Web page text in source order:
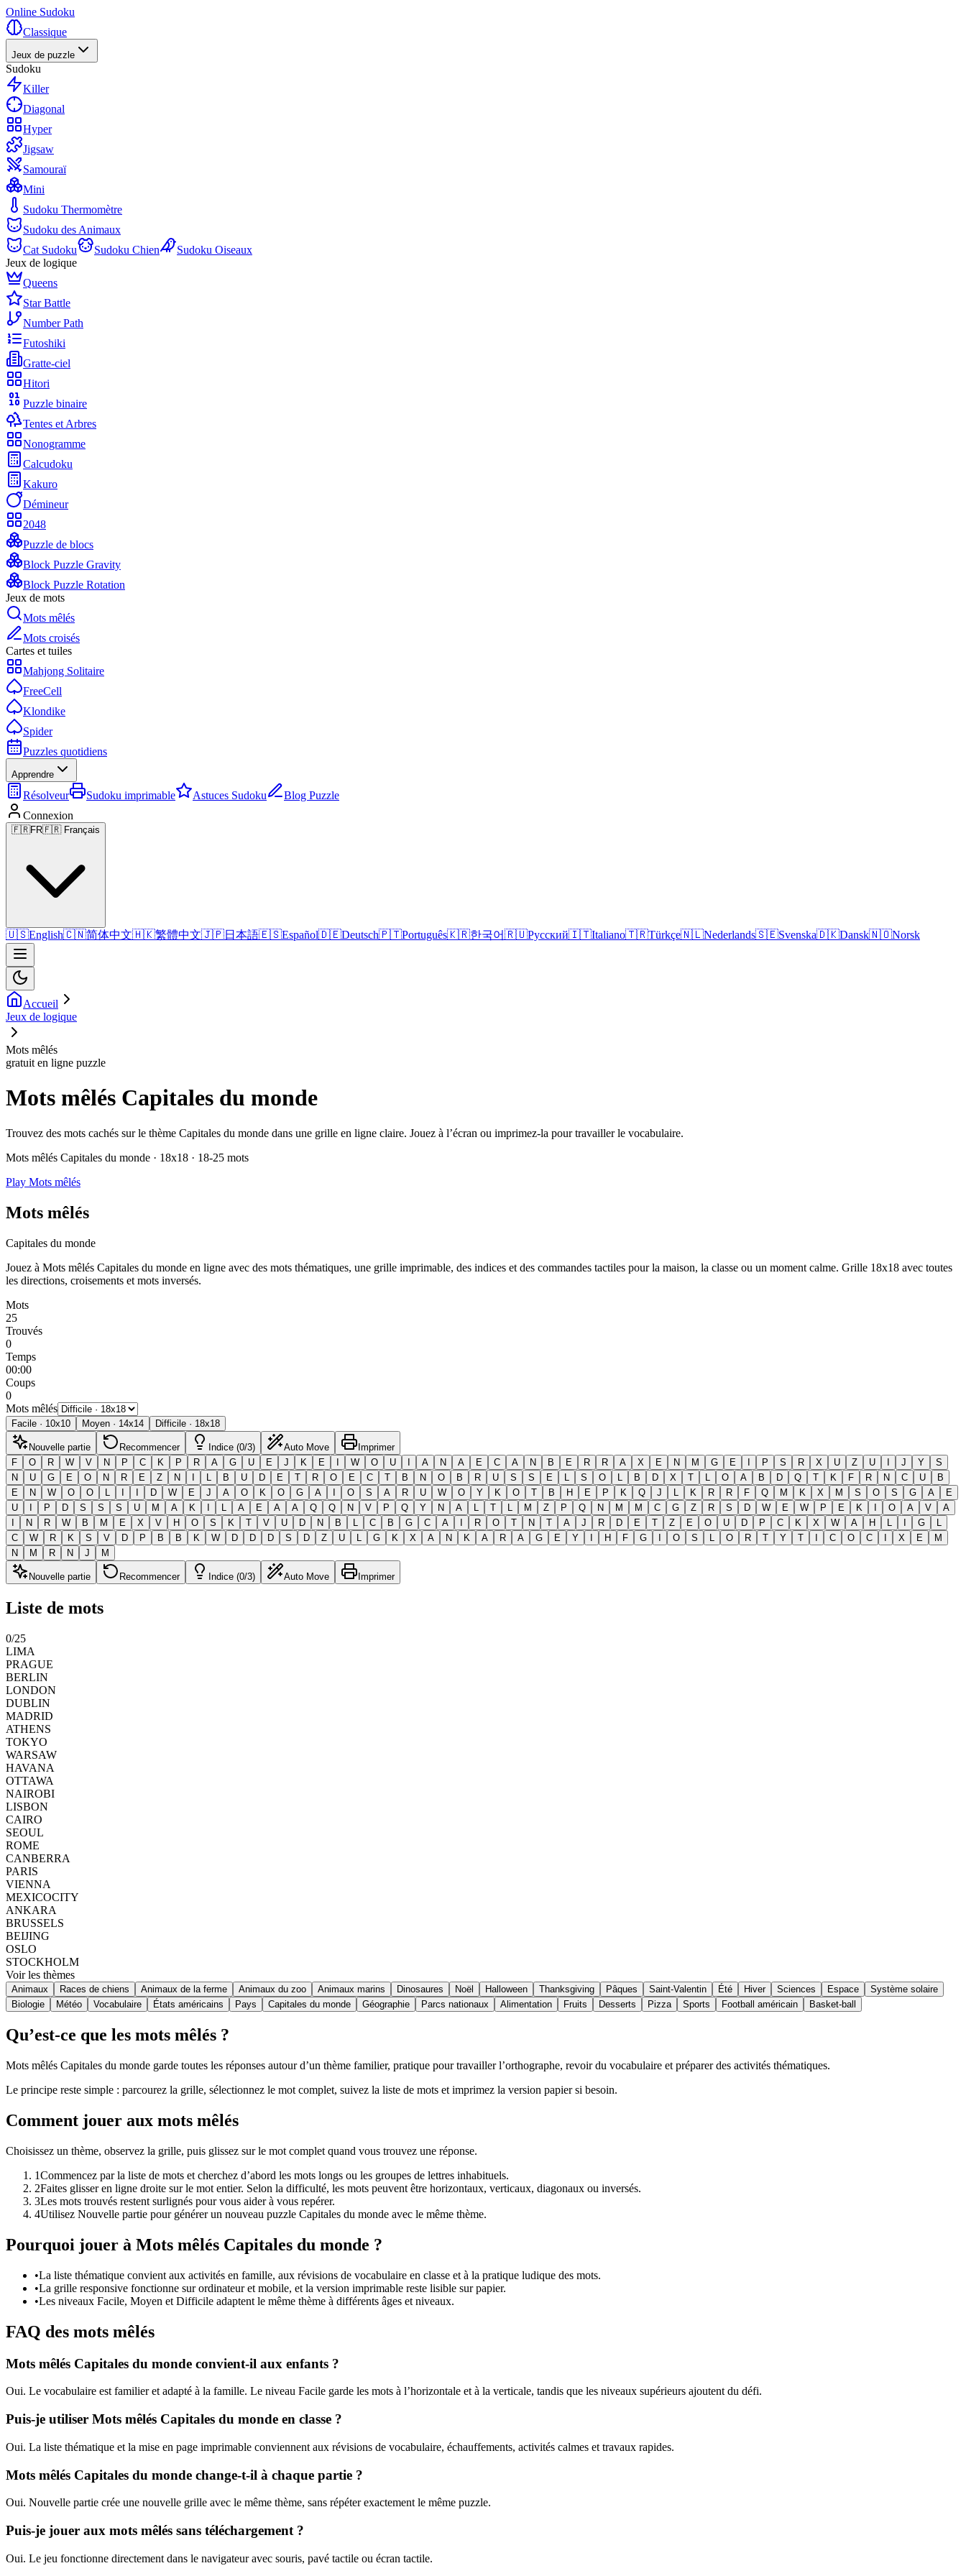
Online Sudoku
Classique
Jeux de puzzle
Sudoku
Killer
Diagonal
Hyper
Jigsaw
Samouraï
Mini
Sudoku Thermomètre
Sudoku des Animaux
Cat Sudoku
Sudoku Chien
Sudoku Oiseaux
Jeux de logique
Queens
Star Battle
Number Path
Futoshiki
Gratte-ciel
Hitori
Puzzle binaire
Tentes et Arbres
Nonogramme
Calcudoku
Kakuro
Démineur
2048
Puzzle de blocs
Block Puzzle Gravity
Block Puzzle Rotation
Jeux de mots
Mots mêlés
Mots croisés
Cartes et tuiles
Mahjong Solitaire
FreeCell
Klondike
Spider
Puzzles quotidiens
Apprendre
Résolveur Sudoku imprimable Astuces Sudoku
Blog Puzzle
Connexion
🇫🇷FR🇫🇷 Français
🇺🇸English🇨🇳简体中文🇭🇰繁體中文🇯🇵日本語🇪🇸Español🇩🇪Deutsch🇵🇹Português🇰🇷한국어🇷🇺Русский🇮🇹Italiano🇹🇷Türkçe🇳🇱Nederlands🇸🇪Svenska🇩🇰Dansk🇳🇴Norsk
Accueil
Jeux de logique
Mots mêlés
gratuit en ligne puzzle
Mots mêlés Capitales du monde
Trouvez des mots cachés sur le thème Capitales du monde dans une grille en ligne claire. Jouez à l’écran ou imprimez-la pour travailler le vocabulaire.
Mots mêlés Capitales du monde · 18x18 · 18-25 mots
Play Mots mêlés
Mots mêlés
Capitales du monde
Jouez à Mots mêlés Capitales du monde en ligne avec des mots thématiques, une grille imprimable, des indices et des commandes tactiles pour la maison, la classe ou un moment calme. Grille 18x18 avec toutes
les directions, croisements et mots inversés.
Mots
25
Trouvés
0
Temps
00:00
Coups
0
Mots mêlés
Facile · 10x10 Moyen · 14x14 Difficile · 18x18
Nouvelle partie Recommencer Indice (0/3) Auto Move
Imprimer
F
O R W V N P C K P R A G U E J K E I W O U I A N A E C A N B E R R A X E N M G E I P S R X U Z U I J Y
S
N
U G E O N R E Z N I L B U D E T R O E C T B N O B R U S S E L S O L B D X T L O A B D Q T K F R N C U
B
E
N W O O L I I D W E J A O K O G A I O S A R U W O Y K O T B H E P K Q J L K R R F Q M K X M S O S G A
E
U
I P D S S S U M A K I L A E A A Q Q N V P Q Y N A L T L M Z P Q N M M C G Z R S D W E W P E K I O A V
A
I
N R W B M E X V H O S K T V U D N B L C B G C A I R O T N T A J R D E T Z E O U D P C K X W A H L I G
L
C
W R K S V D P B B K W D D D S D Z U L G K X A N K A R A G E Y I H F G I O S L O R T Y T I C O C I X E
M
N
M R N J M
Nouvelle partie Recommencer Indice (0/3) Auto Move Imprimer
Liste de mots
0/25
LIMA
PRAGUE
BERLIN
LONDON
DUBLIN
MADRID
ATHENS
TOKYO
WARSAW
HAVANA
OTTAWA
NAIROBI
LISBON
CAIRO
SEOUL
ROME
CANBERRA
PARIS
VIENNA
MEXICOCITY
ANKARA
BRUSSELS
BEIJING
OSLO
STOCKHOLM
Voir les thèmes
Animaux Races de chiens Animaux de la ferme Animaux du zoo Animaux marins Dinosaures Noël Halloween Thanksgiving Pâques Saint-Valentin Été Hiver Sciences Espace
Système solaire
Biologie
Météo Vocabulaire États américains Pays Capitales du monde Géographie Parcs nationaux Alimentation Fruits Desserts Pizza Sports Football américain Basket-ball
Qu’est-ce que les mots mêlés ?
Mots mêlés Capitales du monde garde toutes les réponses autour d’un thème familier, pratique pour travailler l’orthographe, revoir du vocabulaire et préparer des activités thématiques.
Le principe reste simple : parcourez la grille, sélectionnez le mot complet, suivez la liste de mots et imprimez la version papier si besoin.
Comment jouer aux mots mêlés
Choisissez un thème, observez la grille, puis glissez sur le mot complet quand vous trouvez une réponse.
1Commencez par la liste de mots et cherchez d’abord les mots longs ou les groupes de lettres inhabituels.
2Faites glisser en ligne droite sur le mot entier. Selon la difficulté, les mots peuvent être horizontaux, verticaux, diagonaux ou inversés.
3Les mots trouvés restent surlignés pour vous aider à vous repérer.
4Utilisez Nouvelle partie pour générer un nouveau puzzle Capitales du monde avec le même thème.
Pourquoi jouer à Mots mêlés Capitales du monde ?
•La liste thématique convient aux activités en famille, aux révisions de vocabulaire en classe et à la pratique ludique des mots.
•La grille responsive fonctionne sur ordinateur et mobile, et la version imprimable reste lisible sur papier.
•Les niveaux Facile, Moyen et Difficile adaptent le même thème à différents âges et niveaux.
FAQ des mots mêlés
Mots mêlés Capitales du monde convient-il aux enfants ?
Oui. Le vocabulaire est familier et adapté à la famille. Le niveau Facile garde les mots à l’horizontale et à la verticale, tandis que les niveaux supérieurs ajoutent du défi.
Puis-je utiliser Mots mêlés Capitales du monde en classe ?
Oui. La liste thématique et la mise en page imprimable conviennent aux révisions de vocabulaire, échauffements, activités calmes et travaux rapides.
Mots mêlés Capitales du monde change-t-il à chaque partie ?
Oui. Nouvelle partie crée une nouvelle grille avec le même thème, sans répéter exactement le même puzzle.
Puis-je jouer aux mots mêlés sans téléchargement ?
Oui. Le jeu fonctionne directement dans le navigateur avec souris, pavé tactile ou écran tactile.